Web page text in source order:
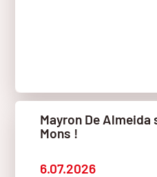
Mayron De Almeida
Mons !
6.07.2026